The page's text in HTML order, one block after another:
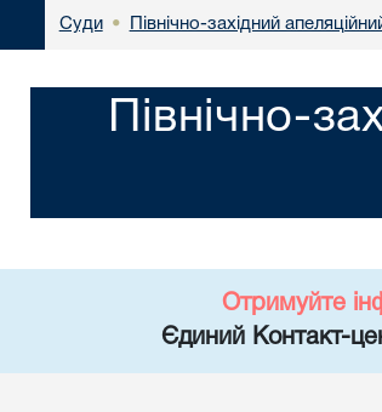
Суди • Північно-західний
Північно-
Отримуйте
Єдиний Контакт-